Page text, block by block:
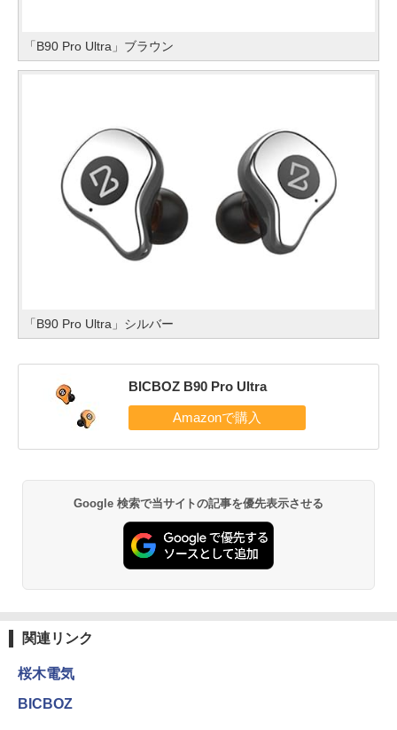
「B90 Pro Ultra」ブラウン
「B90 Pro Ultra」シルバー
BICBOZ B90 Pro Ultra
Google 検索で当サイトの記事を優先表示させる
関連リンク
桜木電気
BICBOZ